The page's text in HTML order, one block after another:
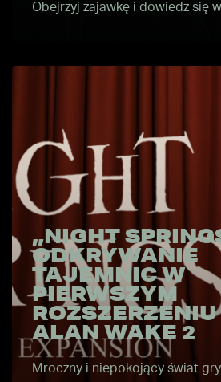
Obejrzyj zajawkę i dowiedz się
„NIGHT
ODKRYWANIE
TAJEMNIC W
PIERWSZYM
ROZSZERZENIU
ALAN WAKE 2
Mroczny i niepokojący świat